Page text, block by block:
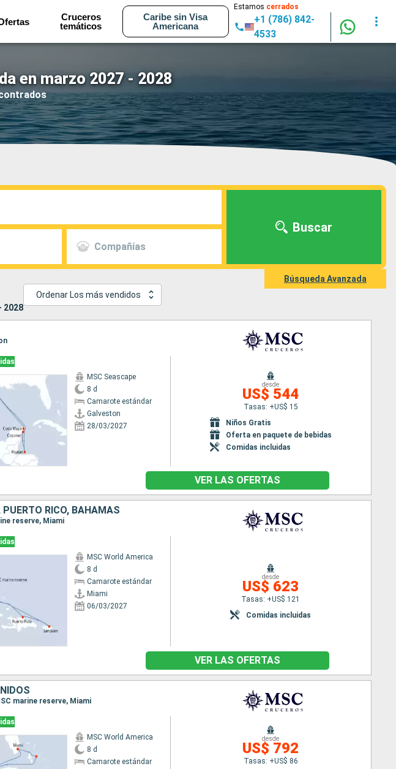
Cruceros
temáticos
Caribe sin Visa
Americana
Estamos cerrados
+1 (786) 842-
4533
en marzo 2027 - 2028
Compañías
Buscar
Búsqueda Avanzada
2028
Ordenar Los más vendidos
MSC Seascape
8 d
Camarote estándar
Galveston
28/03/2027
desde
US$ 544
Tasas: +US$ 15
Niños Gratis
Oferta en paquete de bebidas
Comidas incluidas
VER LAS OFERTAS
RICO, BAHAMAS
reserve, Miami
MSC World America
8 d
Camarote estándar
Miami
06/03/2027
desde
US$ 623
Tasas: +US$ 121
Comidas incluidas
VER LAS OFERTAS
marine reserve, Miami
MSC World America
8 d
Camarote estándar
desde
US$ 792
Tasas: +US$ 86